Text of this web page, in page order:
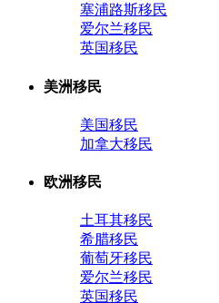
塞浦路斯移民
爱尔兰移民
英国移民
美洲移民
美国移民
加拿大移民
欧洲移民
土耳其移民
希腊移民
葡萄牙移民
爱尔兰移民
英国移民